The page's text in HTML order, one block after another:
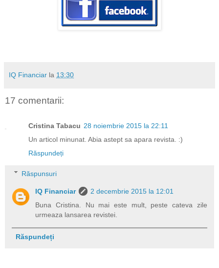
IQ Financiar la 13:30
17 comentarii:
Cristina Tabacu 28 noiembrie 2015 la 22:11
Un articol minunat. Abia astept sa apara revista. :)
Răspundeți
Răspunsuri
IQ Financiar
2 decembrie 2015 la 12:01
Buna Cristina. Nu mai este mult, peste cateva zile
urmeaza lansarea revistei.
Răspundeți